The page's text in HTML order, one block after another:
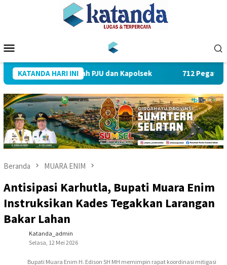
Mobile
KATANDA HARI INI
Sejumlah PJU dan Kapolsek 712 Pegawai PLN
Beranda MUARA ENIM
Antisipasi Karhutla, Bupati Muara Enim
Instruksikan Kades Tegakkan Larangan
Bakar Lahan
Katanda_admin
Selasa, 12 Mei 2026
Bupati Muara Enim H. Edison SH MH memimpin rapat koordinasi mitigasi